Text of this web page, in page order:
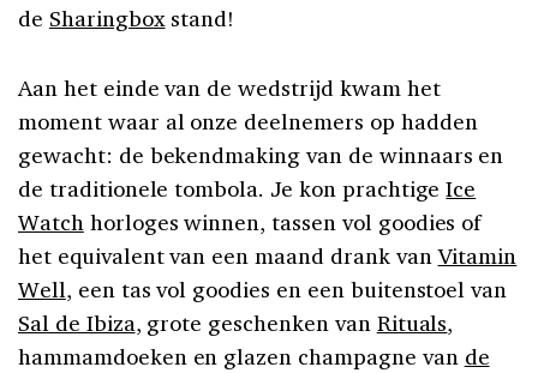
de Sharingboxstand!
Aan het einde van de wedstrijd kwam het
moment waar al onze deelnemers op hadden
gewacht: de bekendmaking van de winnaars en
de traditionele tombola. Je kon prachtigeIce
Watch horloges winnen, tassen vol goodies of
het equivalent van een maand drank vanVitamin
Well, een tas vol goodies en een buitenstoel van
Sal de Ibiza, grote geschenken van Rituals,
hammamdoeken en glazen champagne van de